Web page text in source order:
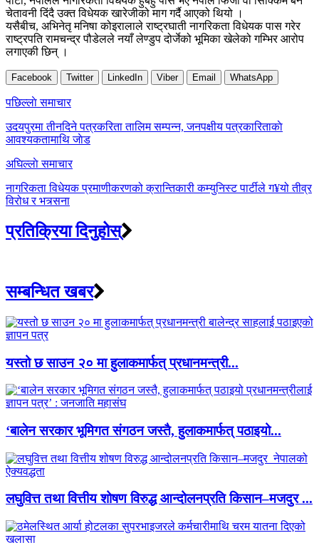
चेतावनी दिंदै उक्त विधेयक खारेजीको माग गर्दै आएको थियो ।
यसैबीच, अभिनेतृ मनिषा कोइरालाले राष्ट्रघाती नागरिकता विधेयक पास गरेर
राष्ट्रपति रामचन्द्र पौडेलले नयाँ लेण्डुप दोर्जेको भूमिका खेलेको गम्भिर आरोप
लगाएकी छिन् ।
Facebook Twitter LinkedIn Viber Email WhatsApp
Post
navigation
पछिल्लाे समाचार
उदयपुरमा तीनदिने पत्रकरिता तालिम सम्पन्न, जनपक्षीय पत्रकारिताकाे
आवश्यकतामाथि जाेड
अघिल्लाे समाचार
नागरिकता विधेयक प्रमाणीकरणको क्रान्तिकारी कम्युनिस्ट पार्टीले ग¥यो तीव्र
विरोध र भत्र्सना
प्रतिक्रिया दिनुहोस्
सम्बन्धित खबर
यस्तो छ साउन २० मा हुलाकमार्फत् प्रधानमन्त्री...
‘बालेन सरकार भूमिगत संगठन जस्तै, हुलाकमार्फत् पठाइयो...
लघुवित्त तथा वित्तीय शोषण विरुद्ध आन्दोलनप्रति किसान–मजदुर ...